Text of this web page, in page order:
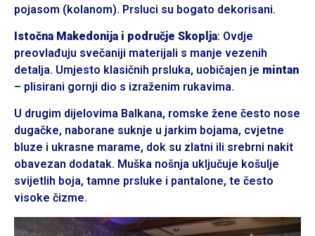
pojasom (kolanom). Prsluci su bogato dekorisani.
Istočna Makedonija i područje Skoplja: Ovdje
preovlađuju svečaniji materijali s manje vezenih
detalja. Umjesto klasičnih prsluka, uobičajen je mintan
– plisirani gornji dio s izraženim rukavima.
U drugim dijelovima Balkana, romske žene često nose
dugačke, naborane suknje u jarkim bojama, cvjetne
bluze i ukrasne marame, dok su zlatni ili srebrni nakit
obavezan dodatak. Muška nošnja uključuje košulje
svijetlih boja, tamne prsluke i pantalone, te često
visoke čizme.